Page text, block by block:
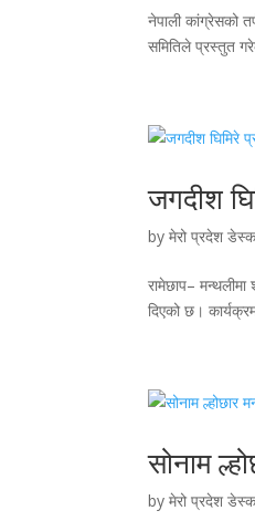
नेपाली कांग्रेसको
समितिले प्रस्तुत
जगदीश
byमेरो प्रदेश
रामेछाप–
दिएको छ।
सोनाम
byमेरो प्रदेश